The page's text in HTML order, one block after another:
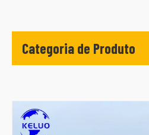
Categoria de Produto